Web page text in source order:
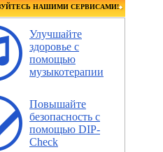
НАШИМИ СЕРВИСАМИ!
Улучшайте
здоровье с
помощью
музыкотерапии
Повышайте
безопасность с
помощью DIP-
Check